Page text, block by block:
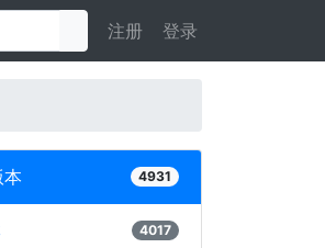
注册 登录
本 4931
4017